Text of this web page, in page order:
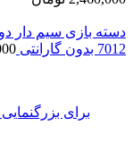
7012 بدون گارانتی
برای